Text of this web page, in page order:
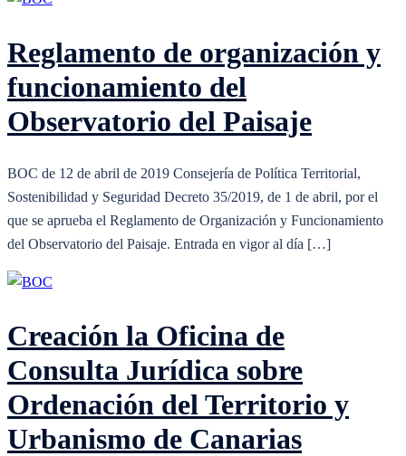
Reglamento de organización y
funcionamiento del
Observatorio del Paisaje
BOC de 12 de abril de 2019 Consejería de Política Territorial,
Sostenibilidad y Seguridad Decreto 35/2019, de 1 de abril, por el
que se aprueba el Reglamento de Organización y Funcionamiento
del Observatorio del Paisaje. Entrada en vigor al día […]
Creación la Oficina de
Consulta Jurídica sobre
Ordenación del Territorio y
Urbanismo de Canarias